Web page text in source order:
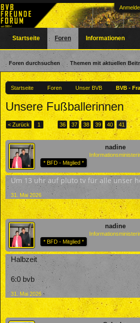
Startseite Foren Unser BVB BVB -
Unsere Fußballerinnen
< Zurück 1 ← 36 37 38 39 40 41
nadine
* BFD - Mitglied *
Um 13 uhr auf pluto tv für alle unser
31. Mai 2026
nadine
* BFD - Mitglied *
Halbzeit
6:0 bvb
31. Mai 2026
Startseite Foren
Foren durchsuchen Themen mit aktuellen
Informationen